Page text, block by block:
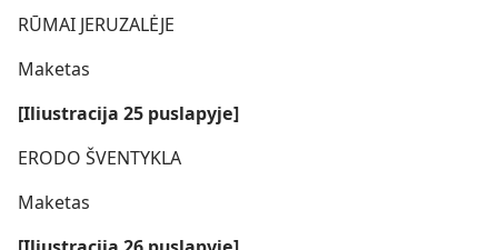
RŪMAI JERUZALĖJE
Maketas
[Iliustracija 25 puslapyje]
ERODO ŠVENTYKLA
Maketas